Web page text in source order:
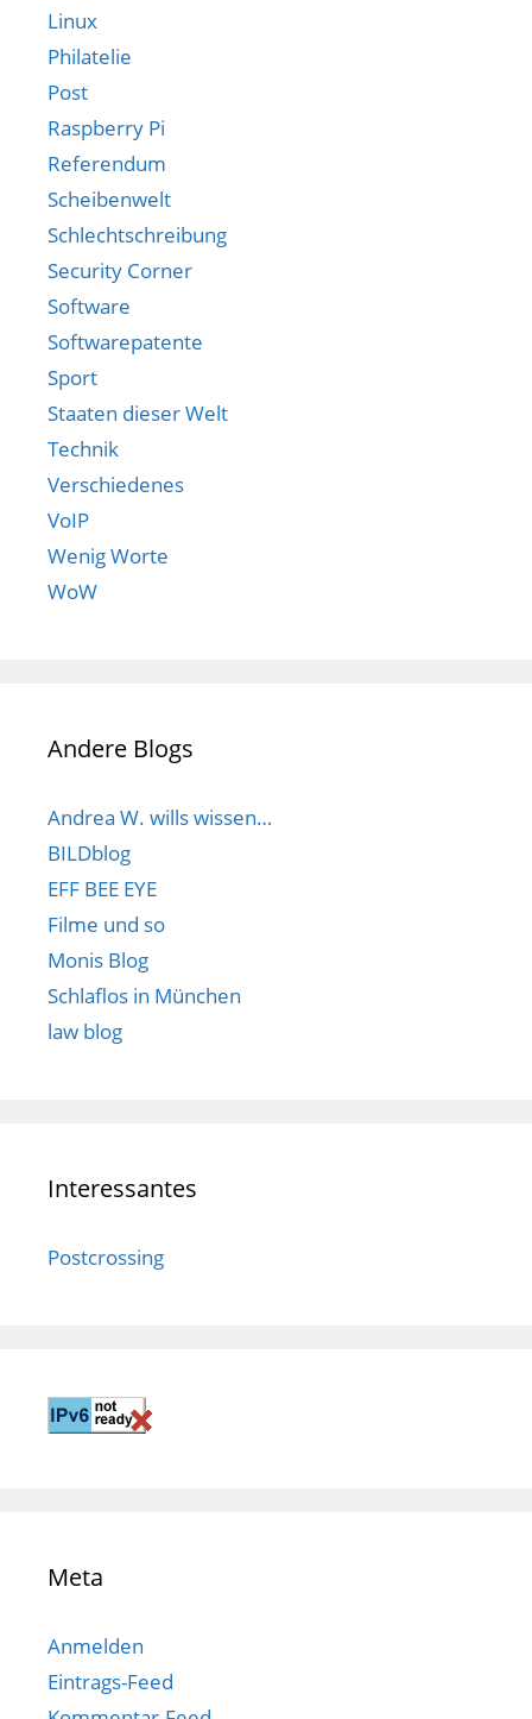
Linux
Philatelie
Post
Raspberry Pi
Referendum
Scheibenwelt
Schlechtschreibung
Security Corner
Software
Softwarepatente
Sport
Staaten dieser Welt
Technik
Verschiedenes
VoIP
Wenig Worte
WoW
Andere Blogs
Andrea W. wills wissen…
BILDblog
EFF BEE EYE
Filme und so
Monis Blog
Schlaflos in München
law blog
Interessantes
Postcrossing
Meta
Anmelden
Eintrags-Feed